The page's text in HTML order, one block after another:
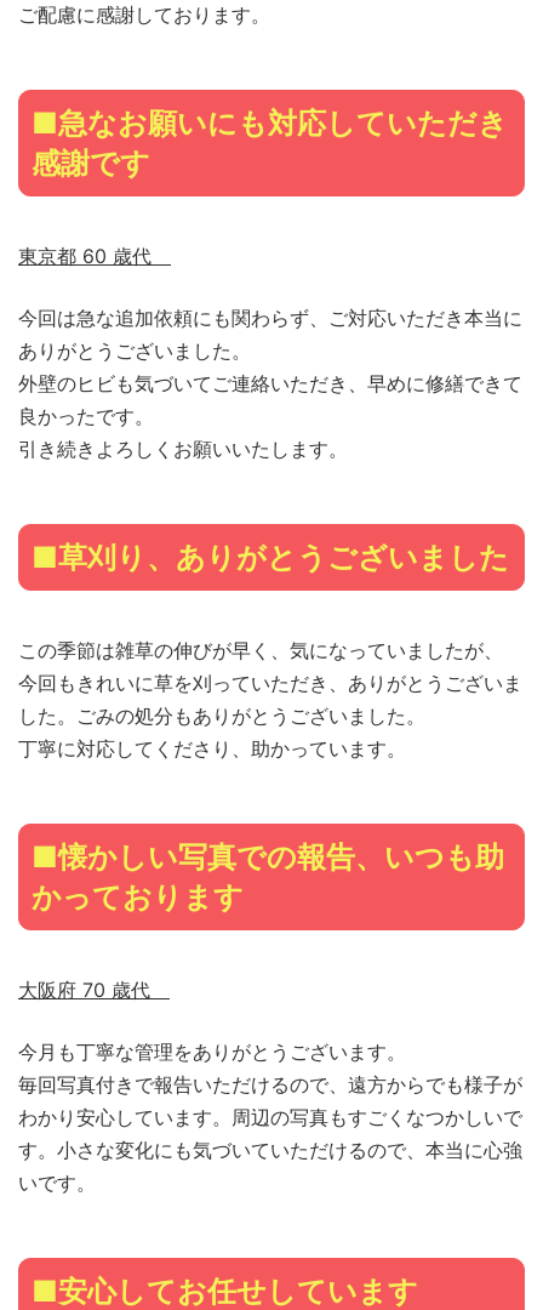
ご配慮に感謝しております。
■急なお願いにも対応していただき
感謝です
東京都 60 歳代
今回は急な追加依頼にも関わらず、ご対応いただき本当に
ありがとうございました。
外壁のヒビも気づいてご連絡いただき、早めに修繕できて
良かったです。
引き続きよろしくお願いいたします。
■草刈り、ありがとうございました
この季節は雑草の伸びが早く、気になっていましたが、
今回もきれいに草を刈っていただき、ありがとうございま
した。ごみの処分もありがとうございました。
丁寧に対応してくださり、助かっています。
■懐かしい写真での報告、いつも助
かっております
大阪府 70 歳代
今月も丁寧な管理をありがとうございます。
毎回写真付きで報告いただけるので、遠方からでも様子が
わかり安心しています。周辺の写真もすごくなつかしいで
す。小さな変化にも気づいていただけるので、本当に心強
いです。
■安心してお任せしています